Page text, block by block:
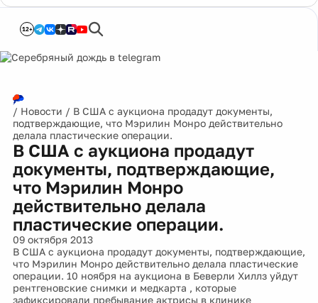
12+
/ Новости / В США с аукциона продадут документы,
подтверждающие, что Мэрилин Монро действительно
делала пластические операции.
В США с аукциона продадут
документы, подтверждающие,
что Мэрилин Монро
действительно делала
пластические операции.
09 октября 2013
В США с аукциона продадут документы, подтверждающие,
что Мэрилин Монро действительно делала пластические
операции. 10 ноября на аукциона в Беверли Хиллз уйдут
рентгеновские снимки и медкарта , которые
зафиксировали пребывание актрисы в клинике